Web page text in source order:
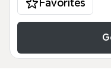
Favorites